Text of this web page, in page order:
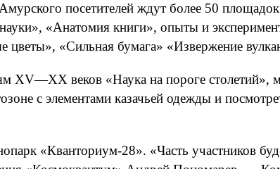
посетителей ждут более 50
«Анатомия книги», опыты и
«Сильная бумага» «Извержение
XV—XX веков «Наука на пороге столетий»,
с элементами казачьей одежды и
«Кванториум-28». «Часть участников